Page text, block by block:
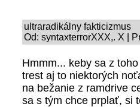
ultraradikálny fakticizmus
Od: syntaxterrorXXX,. X |
Hmmm... keby sa z
trest aj to niektorých
na bežanie z ramdrive
sa s tým chce prplať, si